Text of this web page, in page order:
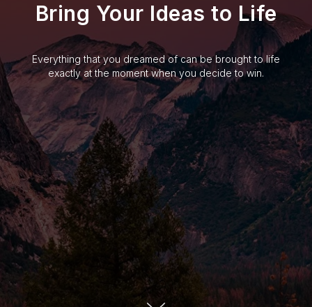
Bring Your Ideas to Life
Everything that you dreamed of can be brought to life
exactly at the moment when you decide to win.